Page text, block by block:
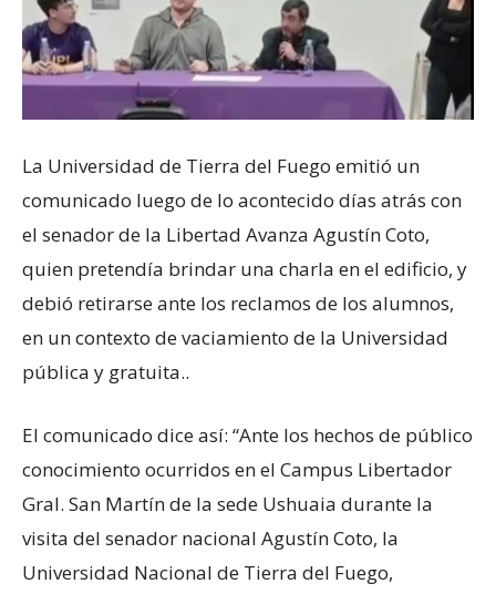
La Universidad de Tierra del Fuego emitió un
comunicado luego de lo acontecido días atrás con
el senador de la Libertad Avanza Agustín Coto,
quien pretendía brindar una charla en el edificio, y
debió retirarse ante los reclamos de los alumnos,
en un contexto de vaciamiento de la Universidad
pública y gratuita..
El comunicado dice así: “Ante los hechos de público
conocimiento ocurridos en el Campus Libertador
Gral. San Martín de la sede Ushuaia durante la
visita del senador nacional Agustín Coto, la
Universidad Nacional de Tierra del Fuego,